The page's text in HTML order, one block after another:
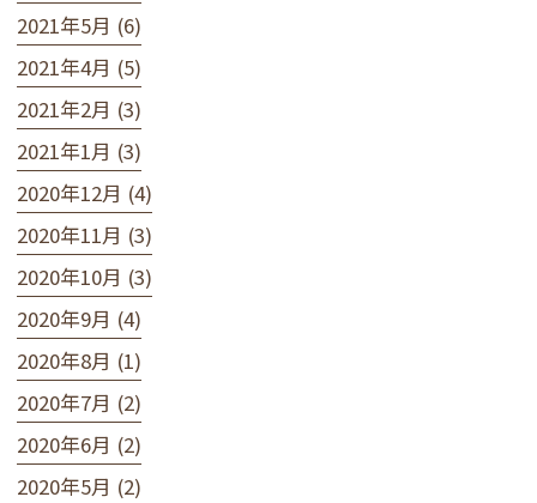
2021年5月 (6)
2021年4月 (5)
2021年2月 (3)
2021年1月 (3)
2020年12月 (4)
2020年11月 (3)
2020年10月 (3)
2020年9月 (4)
2020年8月 (1)
2020年7月 (2)
2020年6月 (2)
2020年5月 (2)